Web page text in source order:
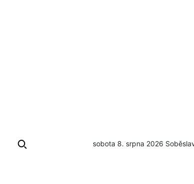
sobota 8. srpna 2026